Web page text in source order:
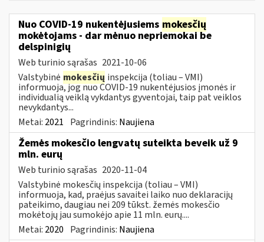
Nuo COVID-19 nukentėjusiems mokesčių
mokėtojams - dar mėnuo nepriemokai be
delspinigių
Web turinio sąrašas 2021-10-06
Valstybinė mokesčių inspekcija (toliau – VMI)
informuoja, jog nuo COVID-19 nukentėjusios įmonės ir
individualią veiklą vykdantys gyventojai, taip pat veiklos
nevykdantys...
Metai: 2021 Pagrindinis: Naujiena
Žemės mokesčio lengvatų suteikta beveik už 9
mln. eurų
Web turinio sąrašas 2020-11-04
Valstybinė mokesčių inspekcija (toliau – VMI)
informuoja, kad, praėjus savaitei laiko nuo deklaracijų
pateikimo, daugiau nei 209 tūkst. žemės mokesčio
mokėtojų jau sumokėjo apie 11 mln. eurų....
Metai: 2020 Pagrindinis: Naujiena